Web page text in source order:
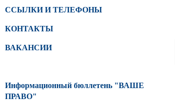
ССЫЛКИ И ТЕЛЕФОНЫ
КОНТАКТЫ
ВАКАНСИИ
Информационный бюллетень "ВАШЕ
ПРАВО"